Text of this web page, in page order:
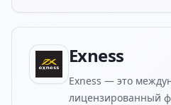
Exness
Exness — это
лицензированный